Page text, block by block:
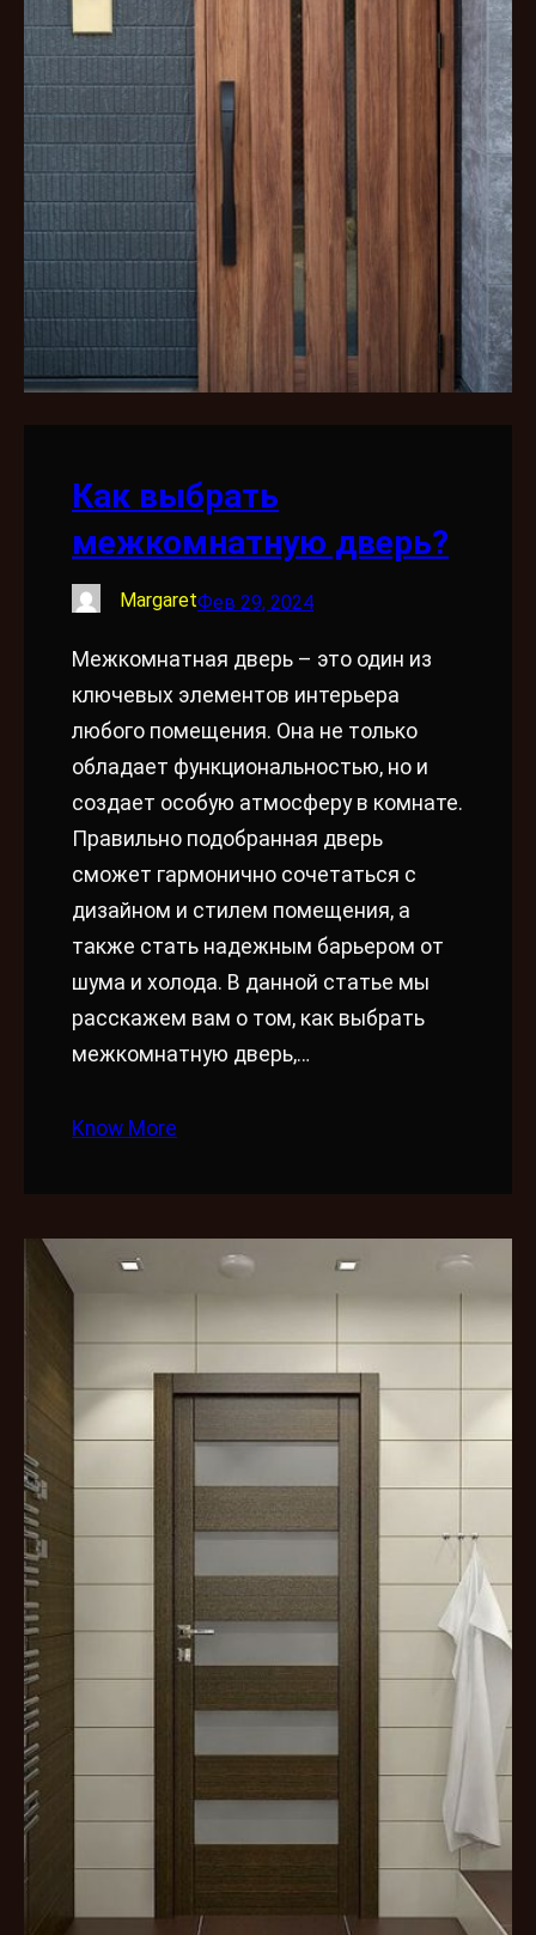
Как выбрать
межкомнатную дверь?
MargaretФев 29, 2024
Межкомнатная дверь – это один из
ключевых элементов интерьера
любого помещения. Она не только
обладает функциональностью, но и
создает особую атмосферу в комнате.
Правильно подобранная дверь
сможет гармонично сочетаться с
дизайном и стилем помещения, а
также стать надежным барьером от
шума и холода. В данной статье мы
расскажем вам о том, как выбрать
межкомнатную дверь,…
Know More